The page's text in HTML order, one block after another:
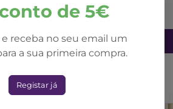
de 5€
receba no seu email um
a sua primeira compra.
Registar já